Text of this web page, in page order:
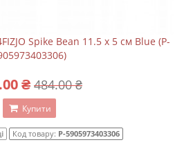
Spike Bean 11.5 x 5 см Blue (P-
₴ 484.00 ₴
Купити
Код товару: P-5905973403306